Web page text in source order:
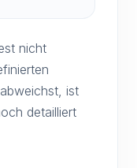
nicht
ist
detailliert